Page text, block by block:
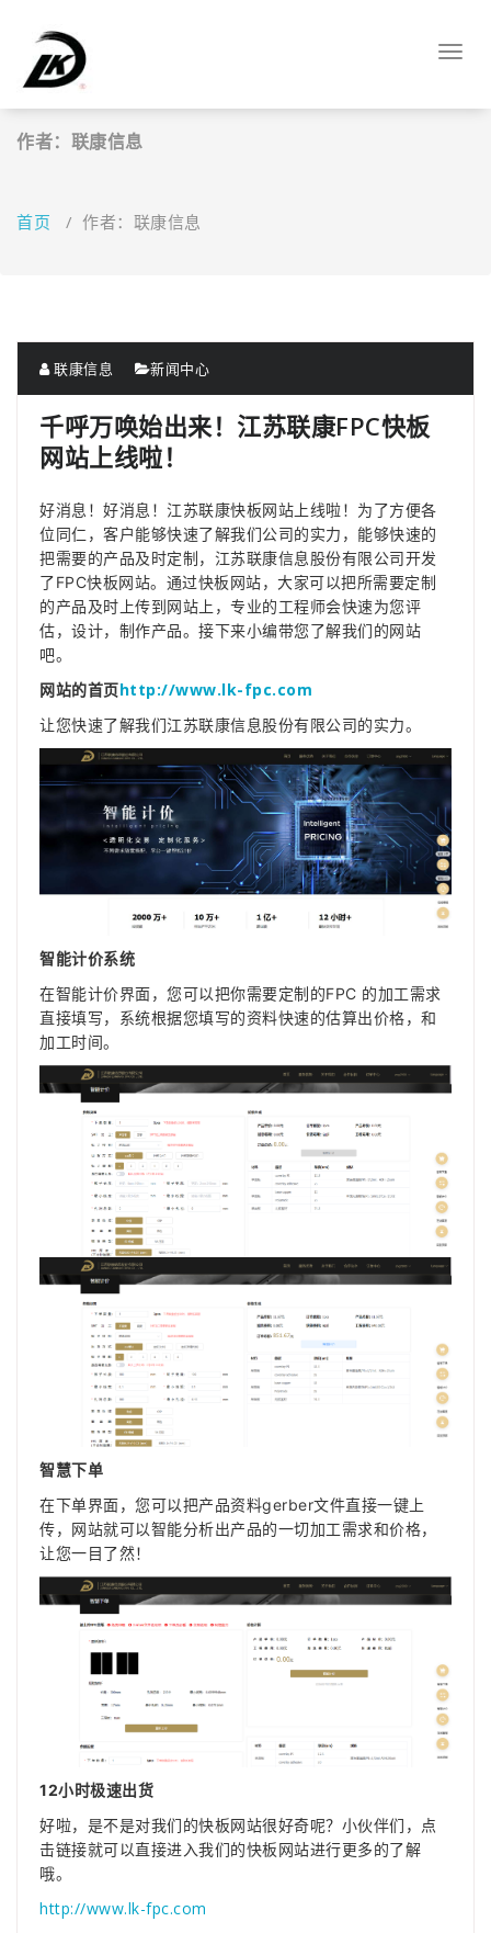
作者：联康信息
首页 / 作者：联康信息
联康信息 新闻中心
千呼万唤始出来！江苏联康FPC快板
网站上线啦！
好消息！好消息！江苏联康快板网站上线啦！为了方便各
位同仁，客户能够快速了解我们公司的实力，能够快速的
把需要的产品及时定制，江苏联康信息股份有限公司开发
了FPC快板网站。通过快板网站，大家可以把所需要定制
的产品及时上传到网站上，专业的工程师会快速为您评
估，设计，制作产品。接下来小编带您了解我们的网站
吧。
网站的首页http://www.lk-fpc.com
让您快速了解我们江苏联康信息股份有限公司的实力。
智能计价系统
在智能计价界面，您可以把你需要定制的FPC 的加工需求
直接填写，系统根据您填写的资料快速的估算出价格，和
加工时间。
智慧下单
在下单界面，您可以把产品资料gerber文件直接一键上
传，网站就可以智能分析出产品的一切加工需求和价格，
让您一目了然！
12小时极速出货
好啦，是不是对我们的快板网站很好奇呢？小伙伴们，点
击链接就可以直接进入我们的快板网站进行更多的了解
哦。
http://www.lk-fpc.com